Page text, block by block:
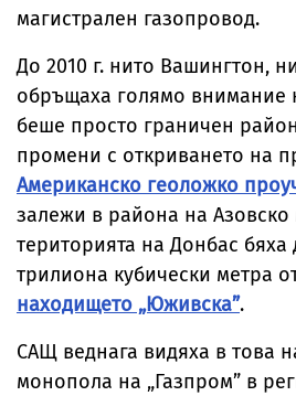
магистрален газопровод.
До 2010 г. нито Вашингтон,
обръщаха голямо внимание
беше просто граничен
промени с откриването на
Американско геоложко
залежи в района на Азовско
територията на Донбас бяха
трилиона кубически метра
находището „Юживска”.
САЩ веднага видяха в това
монопола на „Газпром” в